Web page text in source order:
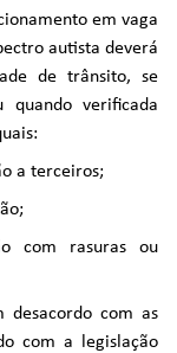
em vaga
autista deverá
de trânsito, se
quando verificada
a terceiros;
com rasuras ou
desacordo com as
com a legislação